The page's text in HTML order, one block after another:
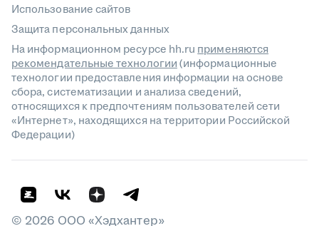
Использование сайтов
Защита персональных данных
На информационном ресурсе hh.ru применяются
рекомендательные технологии(информационные
технологии предоставления информации на основе
сбора, систематизации и анализа сведений,
относящихся к предпочтениям пользователей сети
«Интернет», находящихся на территории Российской
Федерации)
© 2026 ООО «Хэдхантер»